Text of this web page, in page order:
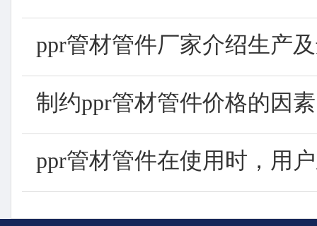
ppr管材管件厂家介绍生产
制约ppr管材管件价格的因
ppr管材管件在使用时，用